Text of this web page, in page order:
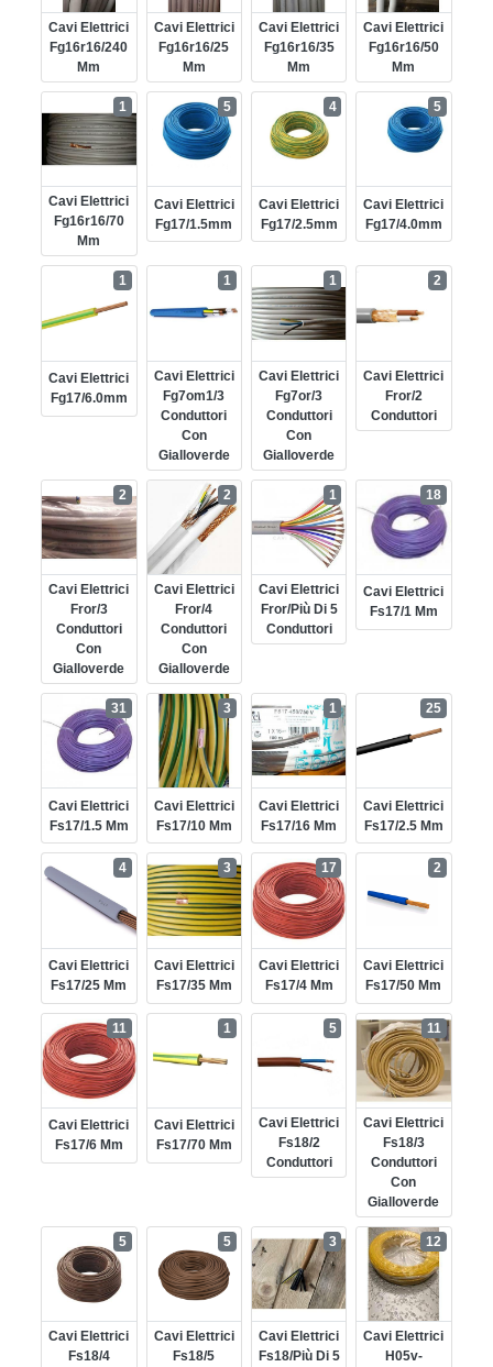
Cavi Elettrici
Fg16r16/240
Mm
Cavi Elettrici
Fg16r16/25
Mm
Cavi Elettrici
Fg16r16/35
Mm
Cavi Elettrici
Fg16r16/50
Mm
Cavi Elettrici
Fg16r16/70
Mm
1
Cavi Elettrici
Fg17/1.5mm
5
Cavi Elettrici
Fg17/2.5mm
4
Cavi Elettrici
Fg17/4.0mm
5
Cavi Elettrici
Fg17/6.0mm
1
Cavi Elettrici
Fg7om1/3
Conduttori
Con
Gialloverde
1
Cavi Elettrici
Fg7or/3
Conduttori
Con
Gialloverde
1
Cavi Elettrici
Fror/2
Conduttori
2
Cavi Elettrici
Fror/3
Conduttori
Con
Gialloverde
2
Cavi Elettrici
Fror/4
Conduttori
Con
Gialloverde
2
Cavi Elettrici
Fror/più Di 5
Conduttori
1
Cavi Elettrici
Fs17/1 Mm
18
Cavi Elettrici
Fs17/1.5 Mm
31
Cavi Elettrici
Fs17/10 Mm
3
Cavi Elettrici
Fs17/16 Mm
1
Cavi Elettrici
Fs17/2.5 Mm
25
Cavi Elettrici
Fs17/25 Mm
4
Cavi Elettrici
Fs17/35 Mm
3
Cavi Elettrici
Fs17/4 Mm
17
Cavi Elettrici
Fs17/50 Mm
2
Cavi Elettrici
Fs17/6 Mm
11
Cavi Elettrici
Fs17/70 Mm
1
Cavi Elettrici
Fs18/2
Conduttori
5
Cavi Elettrici
Fs18/3
Conduttori
Con
Gialloverde
11
Cavi Elettrici
Fs18/4
5
Cavi Elettrici
Fs18/5
5
Cavi Elettrici
Fs18/più Di 5
3
Cavi Elettrici
H05v-
12